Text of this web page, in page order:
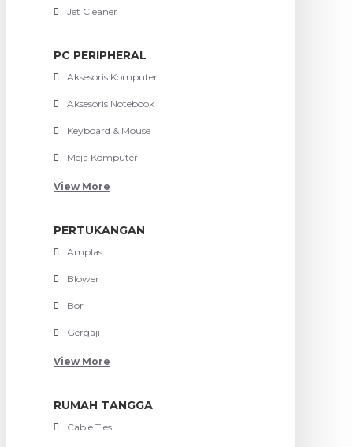
Jet Cleaner
PC PERIPHERAL
Aksesoris Komputer
Aksesoris Notebook
Keyboard & Mouse
Meja Komputer
View More
PERTUKANGAN
Amplas
Blower
Bor
Gergaji
View More
RUMAH TANGGA
Cable Ties